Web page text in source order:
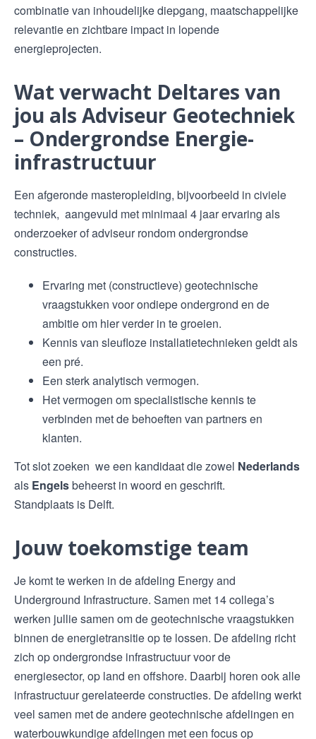
combinatie van inhoudelijke diepgang, maatschappelijke
relevantie en zichtbare impact in lopende
energieprojecten.
Wat verwacht Deltares van
jou als Adviseur Geotechniek
– Ondergrondse Energie-
infrastructuur
Een afgeronde masteropleiding, bijvoorbeeld in civiele
techniek, aangevuld met minimaal 4 jaar ervaring als
onderzoeker of adviseur rondom ondergrondse
constructies.
Ervaring met (constructieve) geotechnische
vraagstukken voor ondiepe ondergrond en de
ambitie om hier verder in te groeien.
Kennis van sleufloze installatietechnieken geldt als
een pré.
Een sterk analytisch vermogen.
Het vermogen om specialistische kennis te
verbinden met de behoeften van partners en
klanten.
Tot slot zoeken we een kandidaat die zowel Nederlands
als Engelsbeheerst in woord en geschrift.
Standplaats is Delft.
Jouw toekomstige team
Je komt te werken in de afdeling Energy and
Underground Infrastructure. Samen met 14 collega’s
werken jullie samen om de geotechnische vraagstukken
binnen de energietransitie op te lossen. De afdeling richt
zich op ondergrondse infrastructuur voor de
energiesector, op land en offshore. Daarbij horen ook alle
infrastructuur gerelateerde constructies. De afdeling werkt
veel samen met de andere geotechnische afdelingen en
waterbouwkundige afdelingen met een focus op